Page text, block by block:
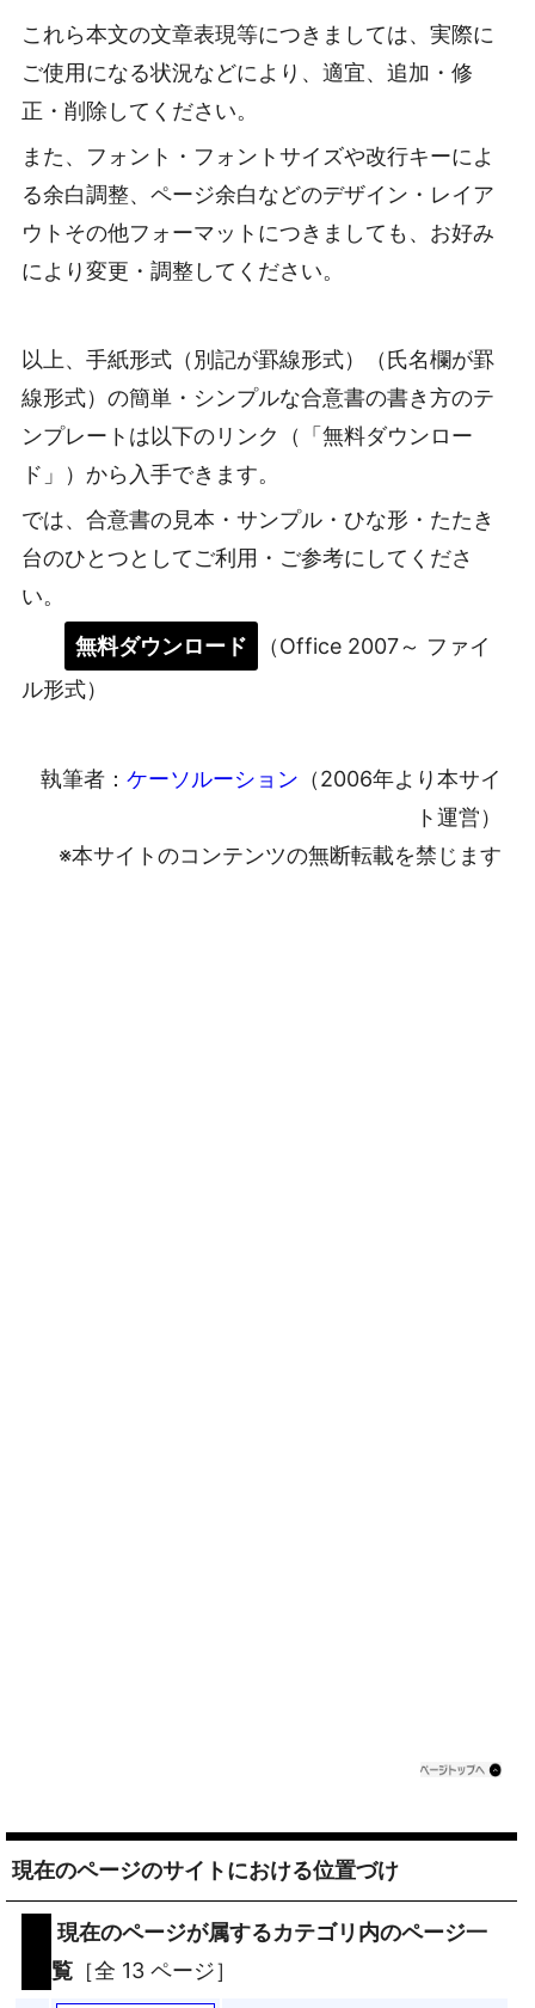
これら本文の文章表現等につきましては、実際に
ご使用になる状況などにより、適宜、追加・修
正・削除してください。
また、フォント・フォントサイズや改行キーによ
る余白調整、ページ余白などのデザイン・レイア
ウトその他フォーマットにつきましても、お好み
により変更・調整してください。
以上、手紙形式（別記が罫線形式）（氏名欄が罫
線形式）の簡単・シンプルな合意書の書き方のテ
ンプレートは以下のリンク（「無料ダウンロー
ド」）から入手できます。
では、合意書の見本・サンプル・ひな形・たたき
台のひとつとしてご利用・ご参考にしてくださ
い。
無料ダウンロード
（Office 2007～ ファイ
ル形式）
執筆者： ケーソルーション （2006年より本サイ
ト運営）
※本サイトのコンテンツの無断転載を禁じます
現在のページのサイトにおける位置づけ
現在のページが属するカテゴリ内のページ一
覧 ［全 13 ページ］